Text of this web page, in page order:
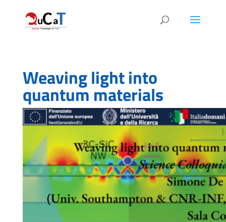
Weaving light into
quantum materials